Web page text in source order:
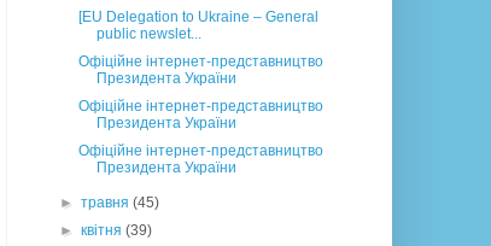
[EU Delegation to Ukraine – General
public newslet...
Офіційне інтернет-представництво
Президента України
Офіційне інтернет-представництво
Президента України
Офіційне інтернет-представництво
Президента України
►травня(45)
►квітня(39)